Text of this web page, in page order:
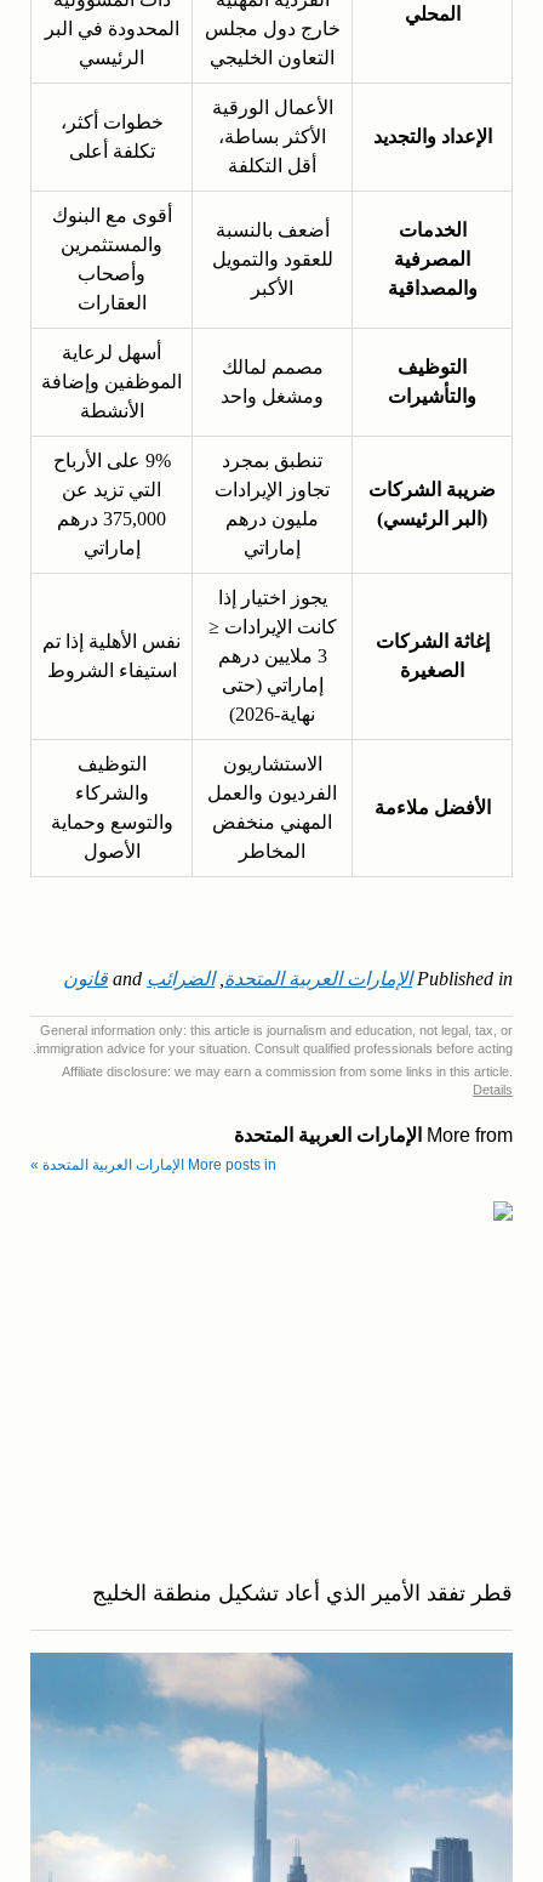
المحلي
خارج دول مجلس
التعاون الخليجي
المحدودة في البر
الرئيسي
الإعداد والتجديد
الأعمال الورقية
الأكثر بساطة،
أقل التكلفة
خطوات أكثر،
تكلفة أعلى
الخدمات
المصرفية
والمصداقية
أضعف بالنسبة
للعقود والتمويل
الأكبر
أقوى مع البنوك
والمستثمرين
وأصحاب
العقارات
التوظيف
والتأشيرات
مصمم لمالك
ومشغل واحد
أسهل لرعاية
الموظفين وإضافة
الأنشطة
ضريبة الشركات
(البر الرئيسي)
تنطبق بمجرد
تجاوز الإيرادات
مليون درهم
إماراتي
9% على الأرباح
التي تزيد عن
375,000 درهم
إماراتي
إغاثة الشركات
الصغيرة
يجوز اختيار إذا
كانت الإيرادات ≤
3 ملايين درهم
إماراتي (حتى
نهاية-2026)
نفس الأهلية إذا تم
استيفاء الشروط
الأفضل ملاءمة
الاستشاريون
الفرديون والعمل
المهني منخفض
المخاطر
التوظيف
والشركاء
والتوسع وحماية
الأصول
Published in الإمارات العربية المتحدة ,الضرائب قانون
General information only: this article is journalism and education, not legal, tax, or
immigration advice for your situation. Consult qualified professionals before acting.
Affiliate disclosure: we may earn a commission from some links in this article.
Details
More from الإمارات العربية المتحدة
More posts in الإمارات العربية المتحدة »
قطر تفقد الأمير الذي أعاد تشكيل منطقة الخليج